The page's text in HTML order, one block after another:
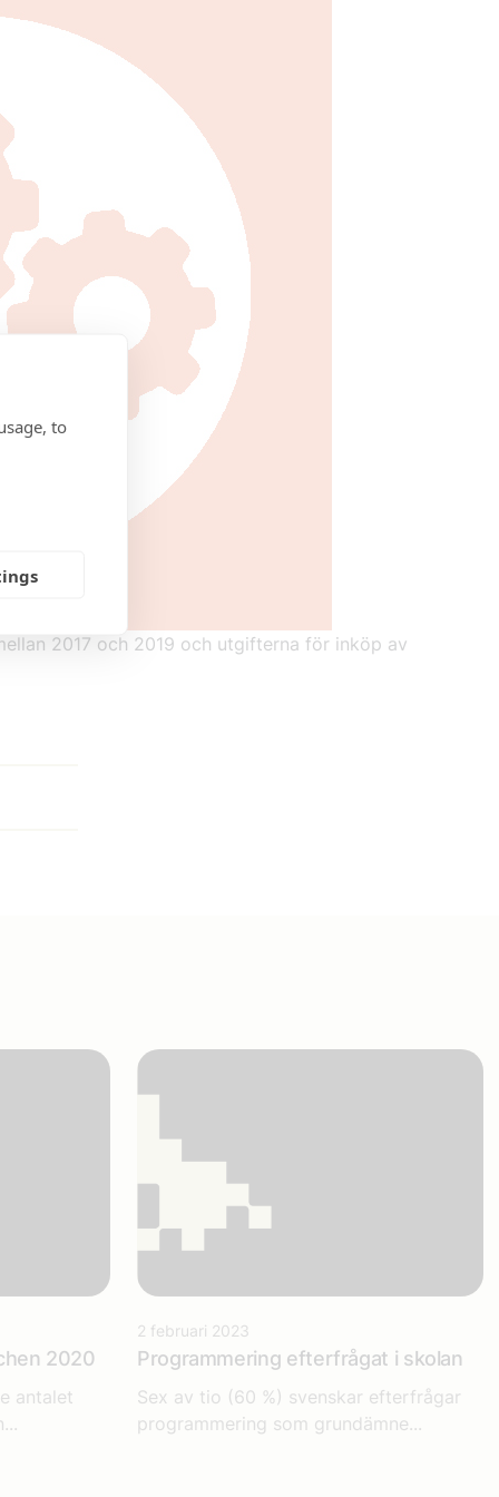
2017 och 2019 och utgifterna för inköp av
2020
antalet
2 februari 2023
Programmering efterfrågat i skolan
Sex av tio (60 %) svenskar efterfrågar
programmering som grundämne...
to